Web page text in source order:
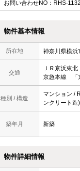
お問い合わせNO：RHS-
物件基本情報
所在地 神奈川県横
交通
ＪＲ京浜東
京急本線 「
種別 / 構造
マンション /
ンクリート造)
築年月 新築
物件詳細情報